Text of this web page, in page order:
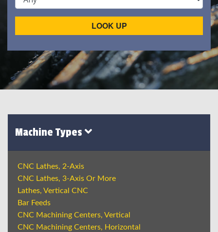
LOOK UP
Machine Types
CNC Lathes, 2-Axis
CNC Lathes, 3-Axis Or More
Lathes, Vertical CNC
Bar Feeds
CNC Machining Centers, Vertical
CNC Machining Centers, Horizontal